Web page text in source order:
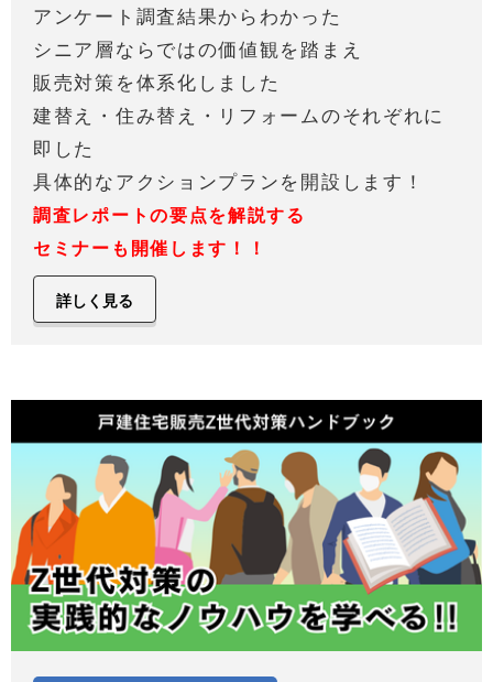
アンケート調査結果からわかった
シニア層ならではの価値観を踏まえ
販売対策を体系化しました
建替え・住み替え・リフォームのそれぞれに
即した
具体的なアクションプランを開設します！
調査レポートの要点を解説する
セミナーも開催します！！
詳しく見る